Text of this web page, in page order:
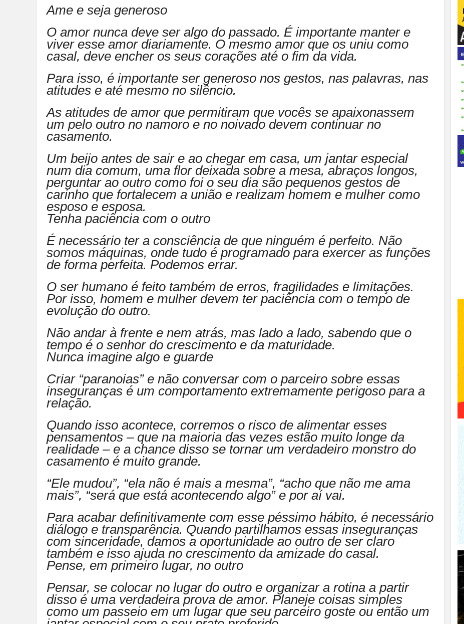
Ame e seja generoso
O amor nunca deve ser algo do passado. É importante manter e
viver esse amor diariamente. O mesmo amor que os uniu como
casal, deve encher os seus corações até o fim da vida.
Para isso, é importante ser generoso nos gestos, nas palavras, nas
atitudes e até mesmo no silêncio.
As atitudes de amor que permitiram que vocês se apaixonassem
um pelo outro no namoro e no noivado devem continuar no
casamento.
Um beijo antes de sair e ao chegar em casa, um jantar especial
num dia comum, uma flor deixada sobre a mesa, abraços longos,
perguntar ao outro como foi o seu dia são pequenos gestos de
carinho que fortalecem a união e realizam homem e mulher como
esposo e esposa.
Tenha paciência com o outro
É necessário ter a consciência de que ninguém é perfeito. Não
somos máquinas, onde tudo é programado para exercer as funções
de forma perfeita. Podemos errar.
O ser humano é feito também de erros, fragilidades e limitações.
Por isso, homem e mulher devem ter paciência com o tempo de
evolução do outro.
Não andar à frente e nem atrás, mas lado a lado, sabendo que o
tempo é o senhor do crescimento e da maturidade.
Nunca imagine algo e guarde
Criar “paranoias” e não conversar com o parceiro sobre essas
inseguranças é um comportamento extremamente perigoso para a
relação.
Quando isso acontece, corremos o risco de alimentar esses
pensamentos – que na maioria das vezes estão muito longe da
realidade – e a chance disso se tornar um verdadeiro monstro do
casamento é muito grande.
“Ele mudou”, “ela não é mais a mesma”, “acho que não me ama
mais”, “será que está acontecendo algo” e por aí vai.
Para acabar definitivamente com esse péssimo hábito, é necessário
diálogo e transparência. Quando partilhamos essas inseguranças
com sinceridade, damos a oportunidade ao outro de ser claro
também e isso ajuda no crescimento da amizade do casal.
Pense, em primeiro lugar, no outro
Pensar, se colocar no lugar do outro e organizar a rotina a partir
disso é uma verdadeira prova de amor. Planeje coisas simples
como um passeio em um lugar que seu parceiro goste ou então um